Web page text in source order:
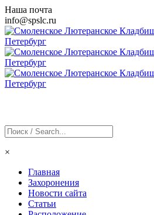
Наша почта
info@spslc.ru
×
Главная
Захоронения
Новости сайта
Статьи